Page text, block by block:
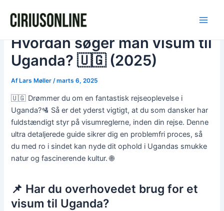
indholdet
Hvordan søger man visum til
Uganda? 🇺🇬 (2025)
AfLars Møller /marts 6, 2025
🇺🇬 Drømmer du om en fantastisk rejseoplevelse i
Uganda?🛂 Så er det yderst vigtigt, at du som dansker har
fuldstændigt styr på visumreglerne, inden din rejse. Denne
ultra detaljerede guide sikrer dig en problemfri proces, så
du med ro i sindet kan nyde dit ophold i Ugandas smukke
natur og fascinerende kultur. 🌐
📌 Har du overhovedet brug for et
visum til Uganda?
navigation